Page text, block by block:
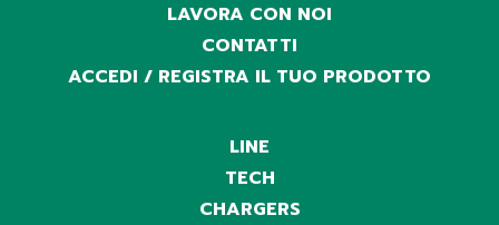
LAVORA CON NOI
CONTATTI
ACCEDI / REGISTRA IL TUO PRODOTTO
LINE
TECH
CHARGERS